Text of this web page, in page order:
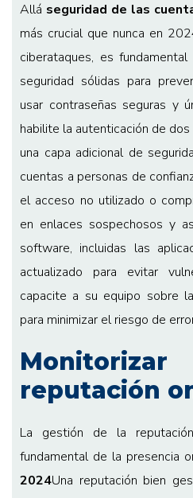
Allá seguridad de las
más crucial que nunca en
ciberataques, es
seguridad sólidas para
usar contraseñas seguras y
habilite la autenticación de
una capa adicional de
cuentas a personas de
el acceso no utilizado o
en enlaces sospechosos y
software, incluidas las
actualizado para evitar
capacite a su equipo sobre
para minimizar el riesgo de
reputación
La gestión de la
fundamental de la presencia
2024Una reputación bien